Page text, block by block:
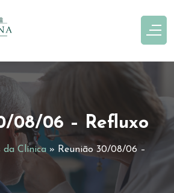
08/06 – Refluxo
da Clínica » Reunião 30/08/06 –